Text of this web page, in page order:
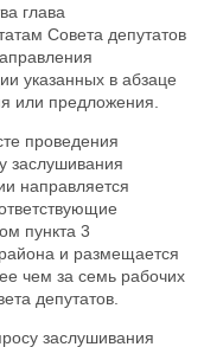
глава
Совета депутатов
указанных в абзаце
или предложения.
проведения
заслушивания
направляется
пункта 3
и размещается
чем за семь рабочих
депутатов.
заслушивания